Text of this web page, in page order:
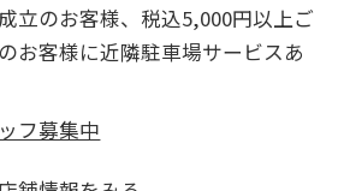
立のお客様、税込5,000円以上ご
お客様に近隣駐車場サービスあ
フ募集中